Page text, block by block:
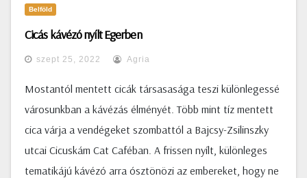
Belföld
Cicás kávézó nyílt Egerben
szept 25, 2022 Agria
Mostantól mentett cicák társasasága teszi különlegessé
városunkban a kávézás élményét. Több mint tíz mentett
cica várja a vendégeket szombattól a Bajcsy-Zsilinszky
utcai Cicuskám Cat Caféban. A frissen nyílt, különleges
tematikájú kávézó arra ósztönözi az embereket, hogy ne